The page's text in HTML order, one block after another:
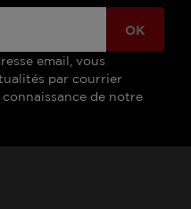
email, vous
par courrier
de notre